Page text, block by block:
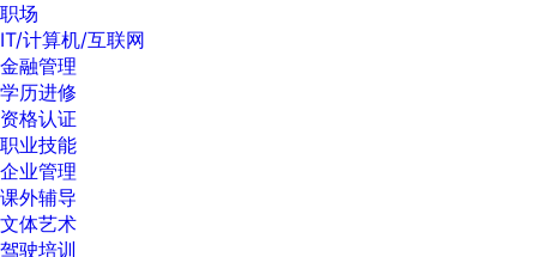
职场
IT/计算机/互联网
金融管理
学历进修
资格认证
职业技能
企业管理
课外辅导
文体艺术
驾驶培训